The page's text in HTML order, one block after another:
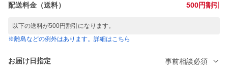
配送料金（送料） 500円割引
以下の送料が500円割引になります。
※離島などの例外はあります。詳細はこちら
お届け日指定 事前相談必須